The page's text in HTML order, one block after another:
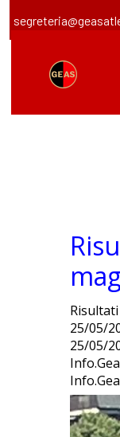
25/05/
25/05/